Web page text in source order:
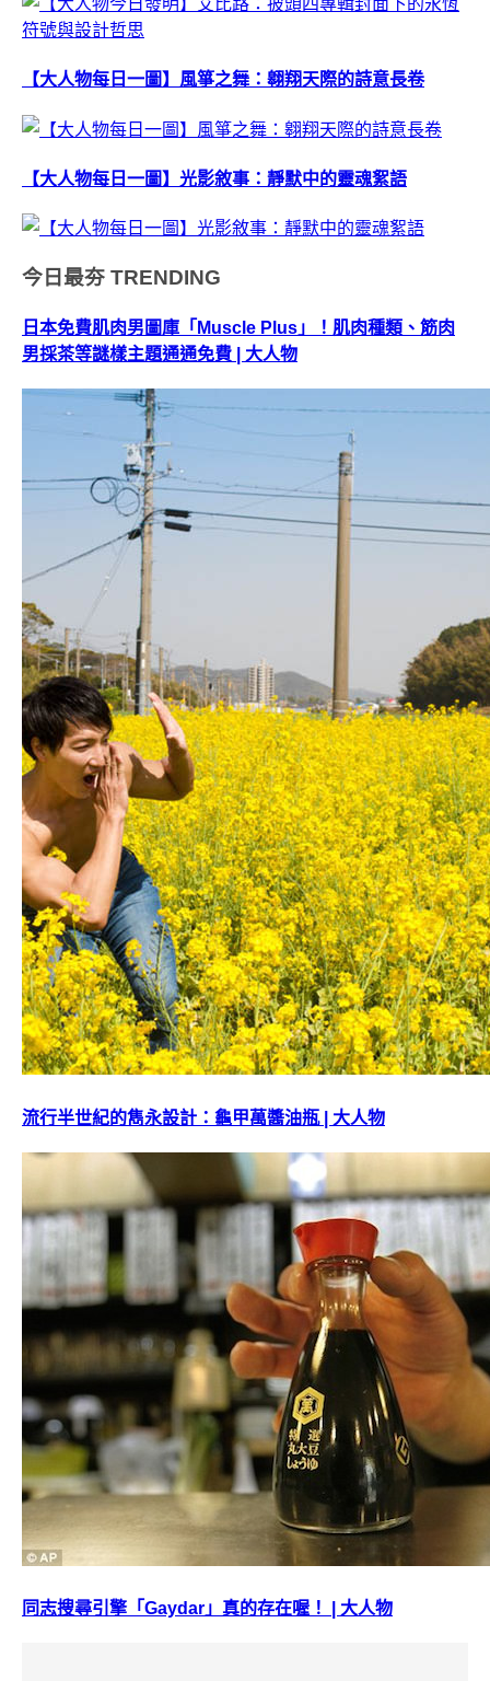
【大人物每日一圖】風箏之舞：翱翔天際的詩意長卷
【大人物每日一圖】光影敘事：靜默中的靈魂絮語
今日最夯 TRENDING
日本免費肌肉男圖庫「Muscle Plus」！肌肉種類、筋肉
男採茶等謎樣主題通通免費 | 大人物
流行半世紀的雋永設計：龜甲萬醬油瓶 | 大人物
同志搜尋引擎「Gaydar」真的存在喔！ | 大人物